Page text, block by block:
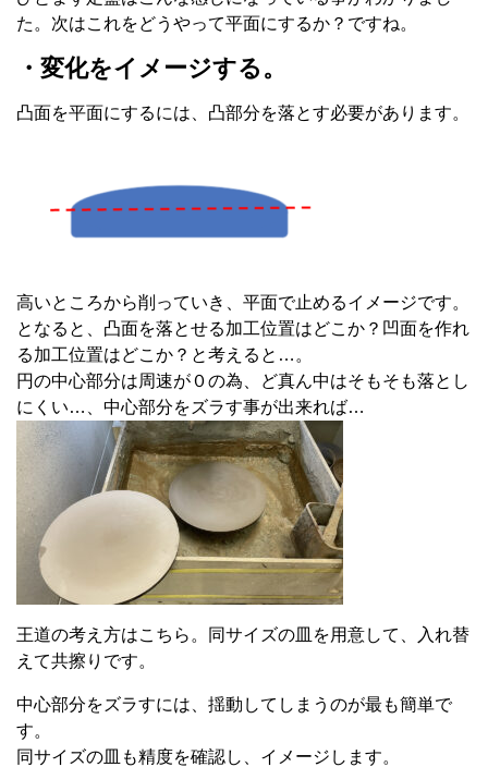
た。次はこれをどうやって平面にするか？ですね。
・変化をイメージする。
凸面を平面にするには、凸部分を落とす必要があります。
高いところから削っていき、平面で止めるイメージです。
となると、凸面を落とせる加工位置はどこか？凹面を作れ
る加工位置はどこか？と考えると…。
円の中心部分は周速が０の為、ど真ん中はそもそも落とし
にくい…、中心部分をズラす事が出来れば…
王道の考え方はこちら。同サイズの皿を用意して、入れ替
えて共擦りです。
中心部分をズラすには、揺動してしまうのが最も簡単で
す。
同サイズの皿も精度を確認し、イメージします。